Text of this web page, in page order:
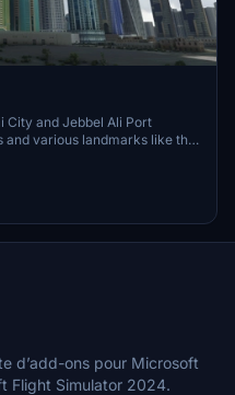
City and Jebbel Ali Port
various landmarks like the
focusing on enhancing
textures for select
for simmers.
ensuring a more immersive
d’add-ons pour Microsoft
Flight Simulator 2024.